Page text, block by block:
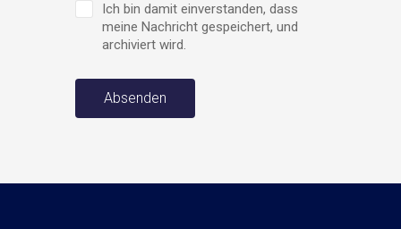
Ich bin damit einverstanden, dass
meine Nachricht gespeichert, und
archiviert wird.
Absenden